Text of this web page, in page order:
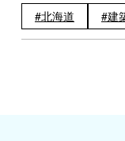
北海道 建